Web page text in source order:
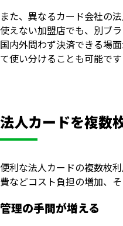
また、異なるカード会社の
使えない加盟店でも、別ブ
国内外問わず決済できる場
て使い分けることも可能で
法人カードを複数
便利な法人カードの複数枚
費などコスト負担の増加、
管理の手間が増える